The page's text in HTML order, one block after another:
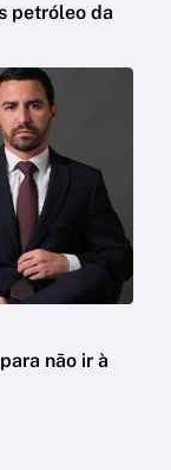
petróleo da
não ir à